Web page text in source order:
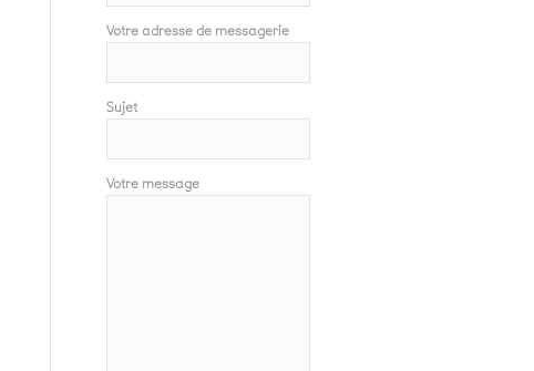
Votre adresse de messagerie
Sujet
Votre message